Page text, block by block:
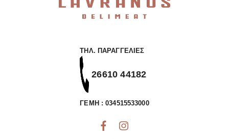
ΤΗΛ. ΠΑΡΑΓΓΕΛΊΕΣ
26610 44182
ΓΕΜΗ : 034515533000